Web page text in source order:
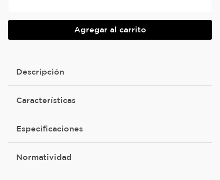
Agregar al carrito
Descripción
Características
Especificaciones
Normatividad